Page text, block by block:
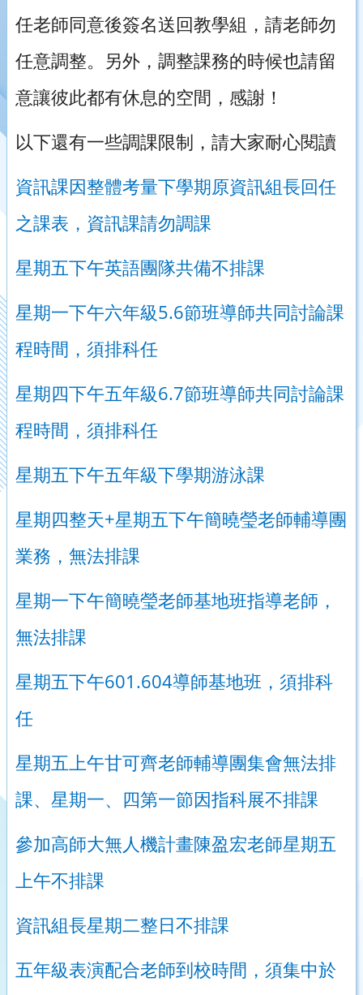
任老師同意後簽名送回教學組，請老師勿
任意調整。另外，調整課務的時候也請留
意讓彼此都有休息的空間，感謝！
以下還有一些調課限制，請大家耐心閱讀
資訊課因整體考量下學期原資訊組長回任
之課表，資訊課請勿調課
星期五下午英語團隊共備不排課
星期一下午六年級5.6節班導師共同討論課
程時間，須排科任
星期四下午五年級6.7節班導師共同討論課
程時間，須排科任
星期五下午五年級下學期游泳課
星期四整天+星期五下午簡曉瑩老師輔導團
業務，無法排課
星期一下午簡曉瑩老師基地班指導老師，
無法排課
星期五下午601.604導師基地班，須排科
任
星期五上午甘可齊老師輔導團集會無法排
課、星期一、四第一節因指科展不排課
參加高師大無人機計畫陳盈宏老師星期五
上午不排課
資訊組長星期二整日不排課
五年級表演配合老師到校時間，須集中於